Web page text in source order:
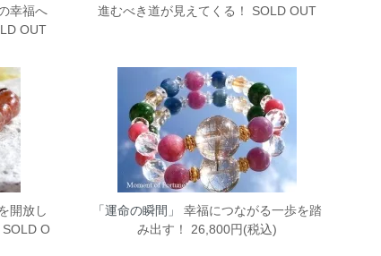
幸福へ
OUT
進むべき道が見えてくる！ SOLD OUT
開放し
SOLD O
「運命の瞬間」
幸福につながる一歩を踏
み出す！ 26,800円(税込)